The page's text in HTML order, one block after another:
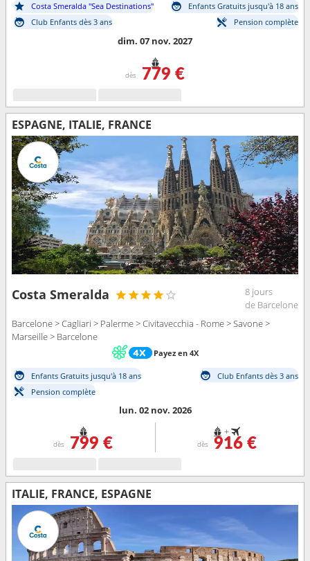
Costa Smeralda "Sea Destinations"
Enfants Gratuits jusqu'à 18 ans
Club Enfants dès 3 ans
Pension complète
dim. 07 nov. 2027
dès 779 €
ESPAGNE, ITALIE, FRANCE
Costa Smeralda
8 jours
de Barcelone
Barcelone > Cagliari > Palerme > Civitavecchia - Rome > Savone >
Marseille > Barcelone
Payez en 4X
Enfants Gratuits jusqu'à 18 ans
Club Enfants dès 3 ans
Pension complète
lun. 02 nov. 2026
dès 799 €
+
dès 916 €
ITALIE, FRANCE, ESPAGNE